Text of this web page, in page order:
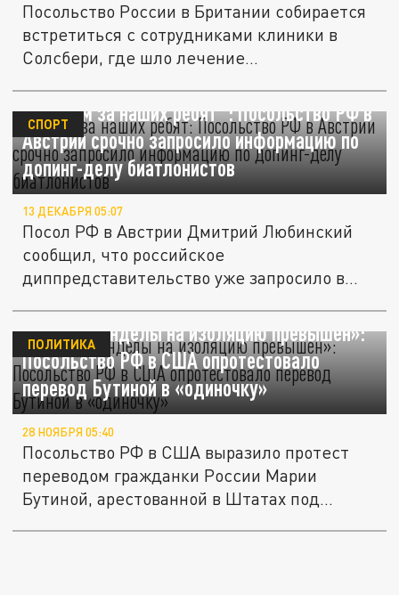
Посольство России в Британии собирается
встретиться с сотрудниками клиники в
Солсбери, где шло лечение...
"Болеем за наших ребят": Посольство РФ в
Австрии срочно запросило информацию по
допинг-делу биатлонистов
СПОРТ
13 ДЕКАБРЯ 05:07
Посол РФ в Австрии Дмитрий Любинский
сообщил, что российское
диппредставительство уже запросило в
«Лимит Манделы на изоляцию превышен»:
Посольство РФ в США опротестовало
перевод Бутиной в «одиночку»
ПОЛИТИКА
28 НОЯБРЯ 05:40
Посольство РФ в США выразило протест
переводом гражданки России Марии
Бутиной, арестованной в Штатах под...